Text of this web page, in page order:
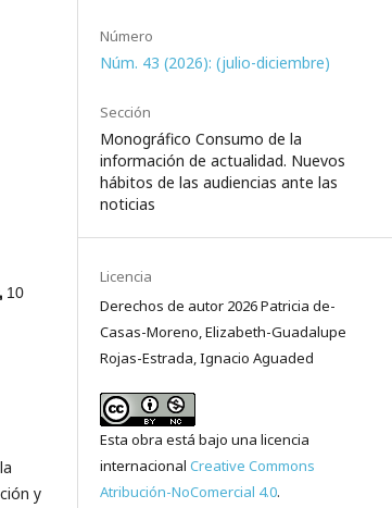
10
y
Número
Núm. 43 (2026): (julio-diciembre)
Sección
Monográfico Consumo de la
información de actualidad. Nuevos
hábitos de las audiencias ante las
noticias
Licencia
Derechos de autor 2026 Patricia de-
Casas-Moreno, Elizabeth-Guadalupe
Rojas-Estrada, Ignacio Aguaded
Esta obra está bajo una licencia
internacionalCreative Commons
Atribución-NoComercial 4.0.